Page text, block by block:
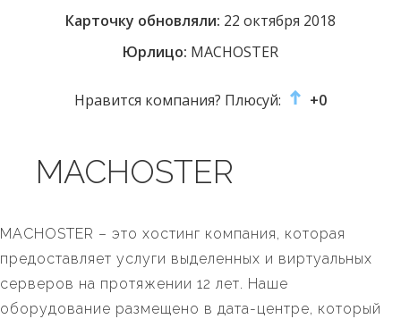
Карточку обновляли: 22 октября 2018
Юрлицо: MACHOSTER
Нравится компания? Плюсуй: +0
MACHOSTER
MACHOSTER – это хостинг компания, которая
предоставляет услуги выделенных и виртуальных
серверов на протяжении 12 лет. Наше
оборудование размещено в дата-центре, который